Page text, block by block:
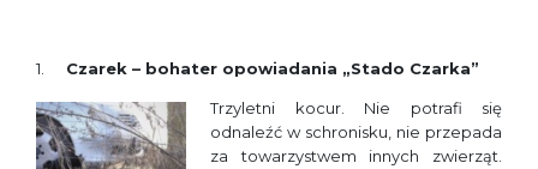
Czarek – bohater opowiadania „Stado Czarka”
Trzyletni kocur. Nie potrafi się
odnaleźć w schronisku, nie przepada
za towarzystwem innych zwierząt.